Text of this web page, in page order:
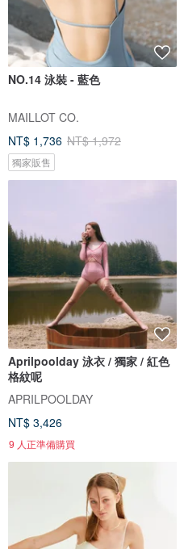
NO.14 泳裝 - 藍色
MAILLOT CO.
NT$ 1,736 NT$ 1,972
獨家販售
Aprilpoolday 泳衣 / 獨家 / 紅色
格紋呢
APRILPOOLDAY
NT$ 3,426
9 人正準備購買